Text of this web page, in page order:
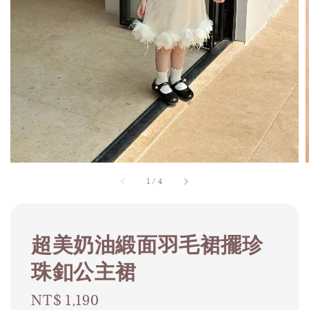
1 / 4
超美奶油緞面羽毛裙擺珍
珠釦公主裙
Regular
NT$ 1,190